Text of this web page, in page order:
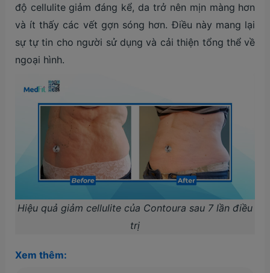
độ cellulite giảm đáng kể, da trở nên mịn màng hơn
và ít thấy các vết gợn sóng hơn. Điều này mang lại
sự tự tin cho người sử dụng và cải thiện tổng thể về
ngoại hình.
Hiệu quả giảm cellulite của Contoura sau 7 lần điều
trị
Xem thêm: